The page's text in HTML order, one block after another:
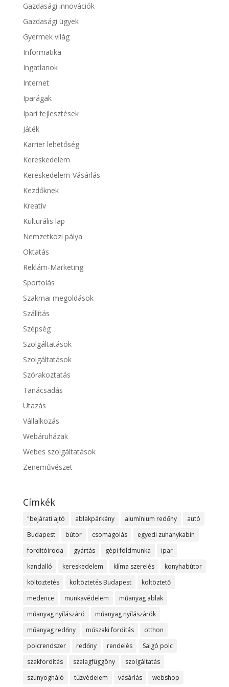
Gazdasági innovációk
Gazdasági ügyek
Gyermek világ
Informatika
Ingatlanok
Internet
Iparágak
Ipari fejlesztések
Játék
Karrier lehetőség
Kereskedelem
Kereskedelem-Vásárlás
Kezdőknek
Kreatív
Kulturális lap
Nemzetközi pálya
Oktatás
Reklám-Marketing
Sportolás
Szakmai megoldások
Szállítás
Szépség
Szolgáltatások
Szolgáltatások
Szórakoztatás
Tanácsadás
Utazás
Vállalkozás
Webáruházak
Webes szolgáltatások
Zeneművészet
Címkék
"bejárati ajtó ablakpárkány alumínium redőny
autó
Budapest
bútor csomagolás
egyedi zuhanykabin
fordítóiroda
gyártás gépi földmunka
ipar
kandalló
kereskedelem klíma szerelés
konyhabútor
költöztetés
költöztetés Budapest
költöztető
medence
munkavédelem
műanyag ablak
műanyag nyílászáró
műanyag nyílászárók
műanyag redőny
műszaki fordítás
otthon
polcrendszer
redőny rendelés
Salgó polc
szakfordítás
szalagfüggöny
szolgáltatás
szúnyogháló
tűzvédelem vásárlás webshop